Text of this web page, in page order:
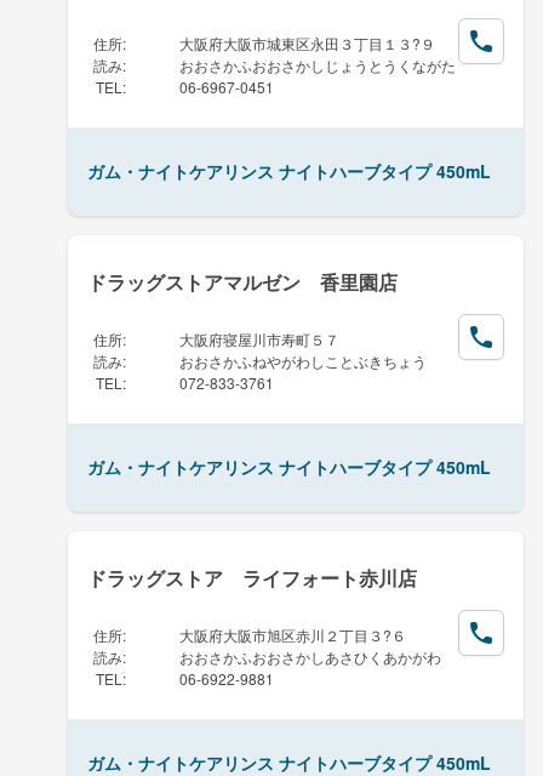
住所:
大阪府大阪市城東区永田３丁目１３?９
読み:
おおさかふおおさかしじょうとうくながた
TEL : 06-6967-0451
ガム・ナイトケアリンス ナイトハーブタイプ 450mL
ドラッグストアマルゼン 香里園店
住所:
大阪府寝屋川市寿町５７
読み:
おおさかふねやがわしことぶきちょう
TEL : 072-833-3761
ガム・ナイトケアリンス ナイトハーブタイプ 450mL
ドラッグストア ライフォート赤川店
住所:
大阪府大阪市旭区赤川２丁目３?６
読み:
おおさかふおおさかしあさひくあかがわ
TEL : 06-6922-9881
ガム・ナイトケアリンス ナイトハーブタイプ 450mL